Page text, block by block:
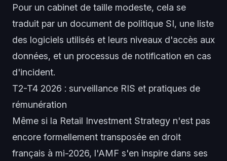
Pour un cabinet de taille modeste, cela se
traduit par un document de politique SI, une liste
des logiciels utilisés et leurs niveaux d'accès aux
données, et un processus de notification en cas
d'incident.
T2-T4 2026 : surveillance RIS et pratiques de
rémunération
Même si la Retail Investment Strategy n'est pas
encore formellement transposée en droit
français à mi-2026, l'AMF s'en inspire dans ses